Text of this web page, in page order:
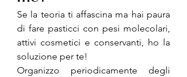
Se la teoria ti affascina ma hai paura
di fare pasticci con pesi molecolari,
attivi cosmetici e conservanti, ho la
soluzione per te!